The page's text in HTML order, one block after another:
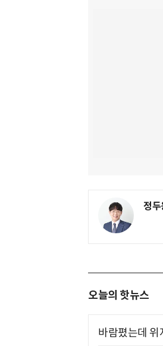
정두
오늘의 핫뉴스
바람폈는데 위